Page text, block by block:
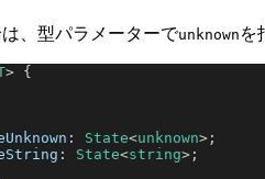
は、型パラメーターでunknown を
> {
: State<unknown>;
: State<string>;